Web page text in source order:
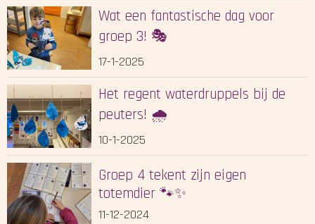
Wat een fantastische dag voor
groep 3! 🎭
17-1-2025
Het regent waterdruppels bij de
peuters! 🌧️
10-1-2025
Groep 4 tekent zijn eigen
totemdier 🐾✨
11-12-2024